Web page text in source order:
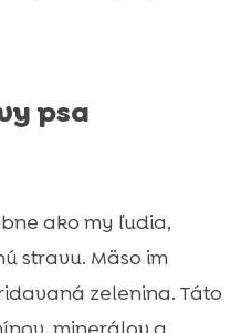
psa
ako my ľudia,
stravu. Mäso im
zelenina. Táto